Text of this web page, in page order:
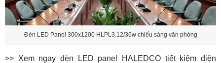
Đèn LED Panel 300x1200 HLPL3.12/36w chiếu sáng văn phòng
>> Xem ngay đèn LED panel HALEDCO tiết kiệm điện